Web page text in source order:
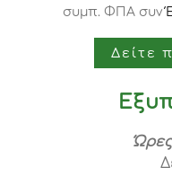
συμπ. ΦΠΑ συν
Δείτε
Ώρες